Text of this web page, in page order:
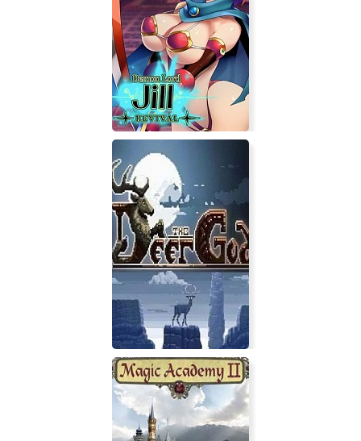
PowerBeatsVR - VR Fitness
Demon Lord Jill -REVIVAL-